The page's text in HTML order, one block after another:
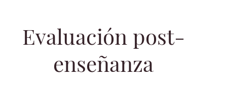
Evaluación post-
enseñanza